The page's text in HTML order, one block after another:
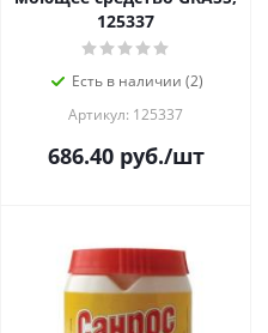
125337
Есть в наличии (2)
Артикул: 125337
686.40руб./шт